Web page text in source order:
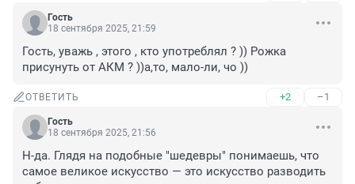
Гость
18 сентября 2025, 21:59
Гость, уважь , этого , кто употреблял ? )) Рожка
присунуть от АКМ ? ))а,то, мало-ли, чо ))
ОТВЕТИТЬ +2 –1
Гость
18 сентября 2025, 21:56
Н-да. Глядя на подобные "шедевры" понимаешь, что
самое великое искусство — это искусство разводить